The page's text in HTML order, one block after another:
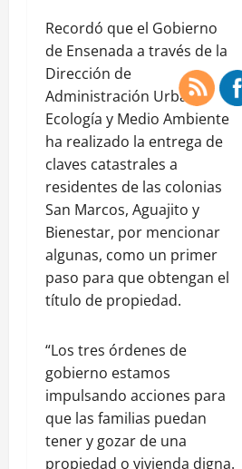
Recordó que el Gobierno
de Ensenada a través de la
Dirección de
Administración Urbana,
Ecología y Medio Ambiente
ha realizado la entrega de
claves catastrales a
residentes de las colonias
San Marcos, Aguajito y
Bienestar, por mencionar
algunas, como un primer
paso para que obtengan el
título de propiedad.
“Los tres órdenes de
gobierno estamos
impulsando acciones para
que las familias puedan
tener y gozar de una
propiedad o vivienda digna.